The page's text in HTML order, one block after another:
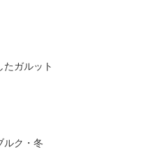
たガルット
ルク・冬